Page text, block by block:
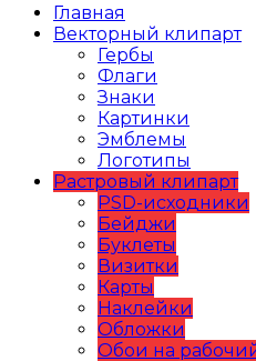
Главная
Векторный клипарт
Гербы
Флаги
Знаки
Картинки
Эмблемы
Логотипы
Растровый клипарт
PSD-исходники
Бейджи
Буклеты
Визитки
Карты
Наклейки
Обложки
Обои на